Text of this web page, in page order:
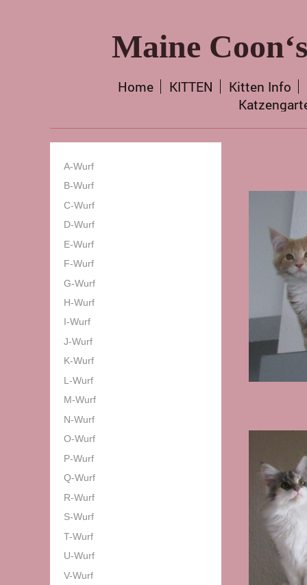
Maine
Home KITTEN Kitten Info
A-Wurf
B-Wurf
C-Wurf
D-Wurf
E-Wurf
F-Wurf
G-Wurf
H-Wurf
I-Wurf
J-Wurf
K-Wurf
L-Wurf
M-Wurf
N-Wurf
O-Wurf
P-Wurf
Q-Wurf
R-Wurf
S-Wurf
T-Wurf
U-Wurf
V-Wurf